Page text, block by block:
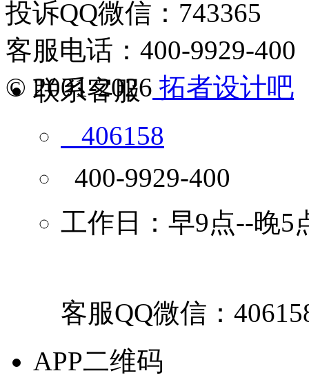
投诉QQ微信：743365
客服电话：400-9929-400
© 2001-2026 拓者设计吧
联系客服
406158
400-9929-400
工作日：早9点--晚5
客服QQ微信：
APP二维码